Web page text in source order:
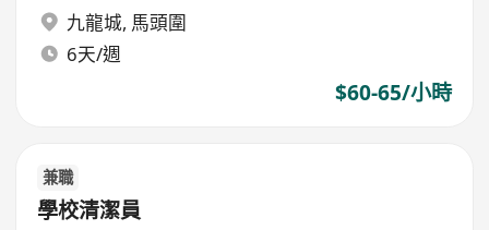
九龍城, 馬頭圍
6天/週
$60-65/小時
兼職
學校清潔員